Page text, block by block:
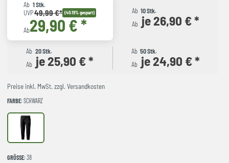
Ab 1 Stk.
UVP49,99 €* (40.19% gespart)
Ab29,90 € *
Ab 10 Stk.
Ab je 26,90 € *
Ab 20 Stk.
Ab je 25,90 € *
Ab 50 Stk.
Ab je 24,90 € *
Preise inkl. MwSt. zzgl. Versandkosten
FARBE: SCHWARZ
schwarz
GRÖSSE : 38